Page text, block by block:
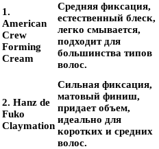
1.
American
Crew
Forming
Cream
Средняя фиксация,
естественный блеск,
легко смывается,
подходит для
большинства типов
волос.
2. Hanz de
Fuko
Claymation
Сильная фиксация,
матовый финиш,
придает объем,
идеально для
коротких и средних
волос.